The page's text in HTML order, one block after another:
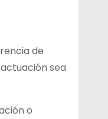
de
sea
o